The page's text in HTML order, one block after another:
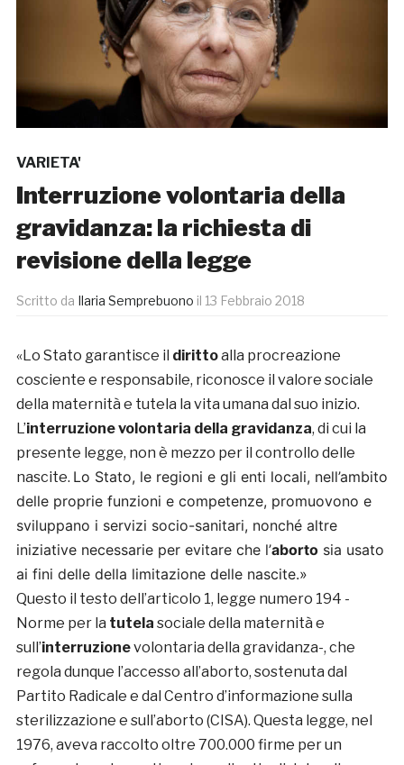
VARIETA'
Interruzione volontaria della
gravidanza: la richiesta di
revisione della legge
Scritto da Ilaria Semprebuono il 13 Febbraio 2018
«Lo Stato garantisce il dirittoalla procreazione
cosciente e responsabile, riconosce il valore sociale
della maternità e tutela la vita umana dal suo inizio.
L’interruzione volontaria della gravidanza, di cui la
presente legge, non è mezzo per il controllo delle
nascite. Lo Stato, le regioni e gli enti locali, nell’ambito
delle proprie funzioni e competenze, promuovono e
sviluppano i servizi socio-sanitari, nonché altre
iniziative necessarie per evitare che l’abortosia usato
ai fini delle della limitazione delle nascite.»
Questo il testo dell’articolo 1, legge numero 194 -
Norme per la tutela sociale della maternità e
sull’interruzionevolontaria della gravidanza-, che
regola dunque l’accesso all’aborto, sostenuta dal
Partito Radicale e dal Centro d’informazione sulla
sterilizzazione e sull’aborto (CISA). Questa legge, nel
1976, aveva raccolto oltre 700.000 firme per un